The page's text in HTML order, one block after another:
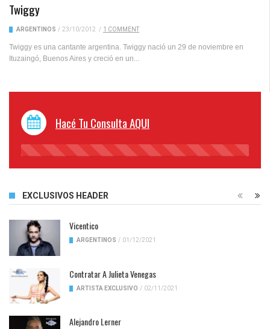
Twiggy
ARGENTINOS / 23/10/2012 / 1 COMMENT
Twiggy es una cantante argentina. Twiggy nació un 29 de noviembre en
Ituzaingó, Buenos Aires y creció en un...
Hacé Tu Consulta AQUI
45%
EXCLUSIVOS HEADER
Vicentico
ARGENTINOS / 01/12/2021
Contratar A Julieta Venegas
ARTISTA EXCLUSIVO / 02/11/2021
Alejandro Lerner